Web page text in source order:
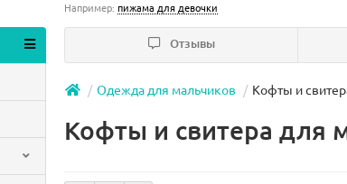
Например: пижама для девочки
Отзывы
Одежда для мальчиков Кофты и
Кофты и свитера для